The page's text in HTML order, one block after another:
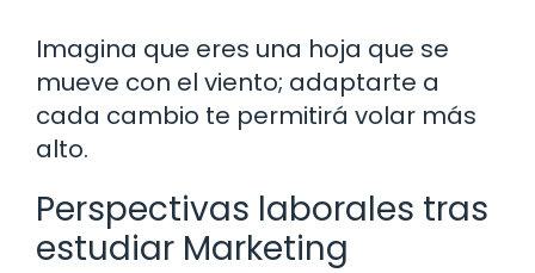
Imagina que eres una hoja que se
mueve con el viento; adaptarte a
cada cambio te permitirá volar más
alto.
Perspectivas laborales tras
estudiar Marketing